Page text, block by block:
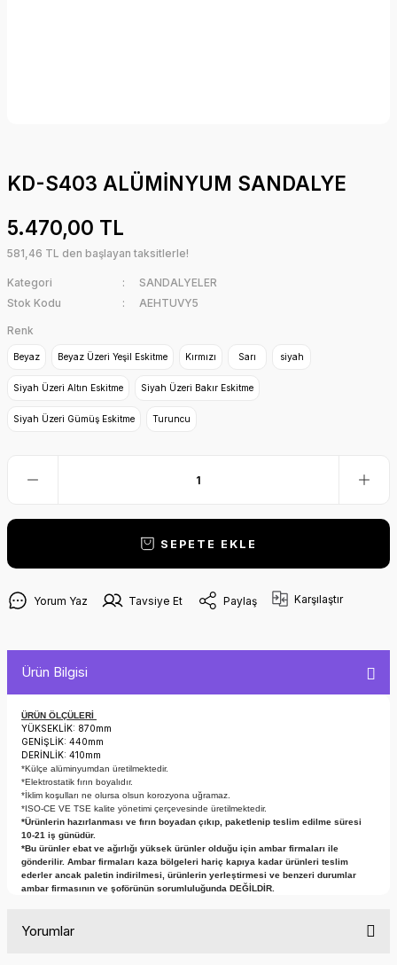
KD-S403 ALÜMİNYUM SANDALYE
5.470,00 TL
581,46 TL den başlayan taksitlerle!
Kategori
SANDALYELER
Stok Kodu
AEHTUVY5
Renk
Beyaz Beyaz Üzeri Yeşil Eskitme Kırmızı Sarı siyah
Siyah Üzeri Altın Eskitme Siyah Üzeri Bakır Eskitme
Siyah Üzeri Gümüş Eskitme Turuncu
SEPETE EKLE
Yorum Yaz Tavsiye Et Paylaş Karşılaştır
Ürün Bilgisi
ÜRÜN ÖLÇÜLERİ
YÜKSEKLİK: 870mm
GENİŞLİK: 440mm
DERİNLİK: 410mm
*Külçe alüminyumdan üretilmektedir.
*Elektrostatik fırın boyalıdır.
*İklim koşulları ne olursa olsun korozyona uğramaz.
*ISO-CE VE TSE kalite yönetimi çerçevesinde üretilmektedir.
*Ürünlerin hazırlanması ve fırın boyadan çıkıp, paketlenip teslim edilme süresi
10-21 iş günüdür.
*Bu ürünler ebat ve ağırlığı yüksek ürünler olduğu için ambar firmaları ile
gönderilir. Ambar firmaları kaza bölgeleri hariç kapıya kadar ürünleri teslim
ederler ancak paletin indirilmesi, ürünlerin yerleştirmesi ve benzeri durumlar
ambar firmasının ve şoförünün sorumluluğunda DEĞİLDİR.
Yorumlar